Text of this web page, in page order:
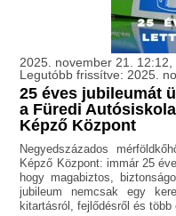
2025. november 21. 12:12,
Legutóbb frissítve: 2025.
25 éves jubileumát
a Füredi
Képző Központ
Negyedszázados
Képző Központ: immár 25
hogy magabiztos,
jubileum nemcsak egy
kitartásról, fejlődésről és